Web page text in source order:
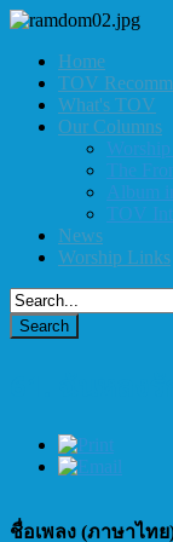
Home
TOV
What's TOV
Our Columns
The
Album
TOV
News
Worship Links
ชื่อเพลง (ภาษาไท